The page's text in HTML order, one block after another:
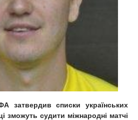
затвердив списки українських
зможуть судити міжнародні матчі